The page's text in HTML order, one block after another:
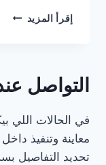
إقرأ المزيد خدمات
شراء
شراء
التواصل
في الحالات اللي
معاينة وتنفيذ
تحديد التفاصيل